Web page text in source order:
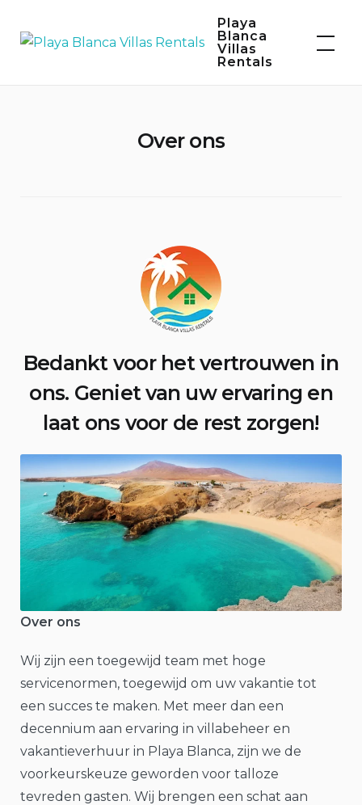
Playa
Blanca
Villas
Rentals
Over ons
Bedankt voor het vertrouwen in
ons. Geniet van uw ervaring en
laat ons voor de rest zorgen!
Over ons
Wij zijn een toegewijd team met hoge
servicenormen, toegewijd om uw vakantie tot
een succes te maken. Met meer dan een
decennium aan ervaring in villabeheer en
vakantieverhuur in Playa Blanca, zijn we de
voorkeurskeuze geworden voor talloze
tevreden gasten. Wij brengen een schat aan